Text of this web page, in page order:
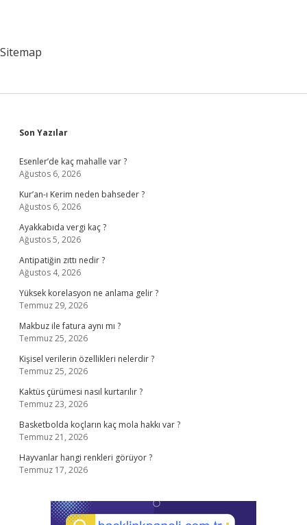
Sitemap
Sidebar
Son Yazılar
Esenler’de kaç mahalle var ?
Ağustos 6, 2026
Kur’an-ı Kerim neden bahseder ?
Ağustos 6, 2026
Ayakkabıda vergi kaç ?
Ağustos 5, 2026
Antipatiğin zıttı nedir ?
Ağustos 4, 2026
Yüksek korelasyon ne anlama gelir ?
Temmuz 29, 2026
Makbuz ile fatura aynı mı ?
Temmuz 25, 2026
Kişisel verilerin özellikleri nelerdir ?
Temmuz 25, 2026
Kaktüs çürümesi nasıl kurtarılır ?
Temmuz 23, 2026
Basketbolda koçların kaç mola hakkı var ?
Temmuz 21, 2026
Hayvanlar hangi renkleri görüyor ?
Temmuz 17, 2026